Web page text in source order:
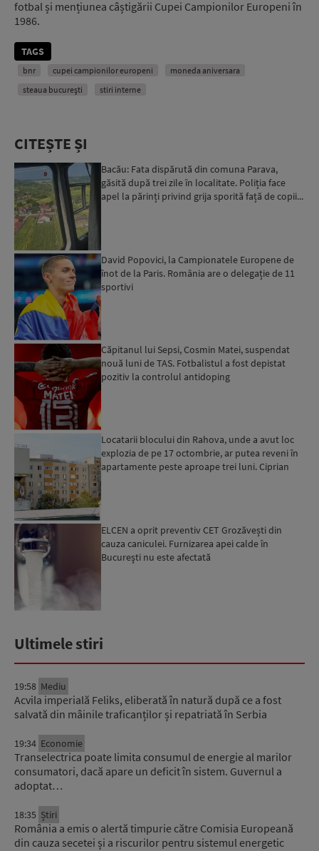
fotbal și mențiunea câștigării Cupei Campionilor Europeni în
1986.
TAGS
bnr cupei campionilor europeni
moneda aniversara
steaua bucureşti
stiri interne
CITEȘTE ȘI
Bacău: Fata dispărută din comuna Parava,
găsită după trei zile în localitate. Poliția face
apel la părinți privind grija sporită față de copii...
David Popovici, la Campionatele Europene de
înot de la Paris. România are o delegație de 11
sportivi
Căpitanul lui Sepsi, Cosmin Matei, suspendat
nouă luni de TAS. Fotbalistul a fost depistat
pozitiv la controlul antidoping
Locatarii blocului din Rahova, unde a avut loc
explozia de pe 17 octombrie, ar putea reveni în
apartamente peste aproape trei luni. Ciprian
ELCEN a oprit preventiv CET Grozăvești din
cauza caniculei. Furnizarea apei calde în
Bucureşti nu este afectată
Ultimele stiri
19:58 Mediu
Acvila imperială Feliks, eliberată în natură după ce a fost
salvată din mâinile traficanților și repatriată în Serbia
19:34 Economie
Transelectrica poate limita consumul de energie al marilor
consumatori, dacă apare un deficit în sistem. Guvernul a
adoptat…
18:35 Știri
România a emis o alertă timpurie către Comisia Europeană
din cauza secetei și a riscurilor pentru sistemul energetic